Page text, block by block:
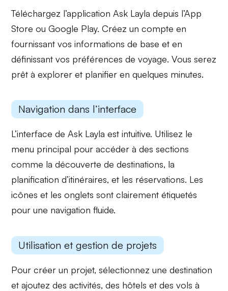
Téléchargez l’application Ask Layla depuis l’App
Store ou Google Play. Créez uncompte en
fournissant vos informations de base et en
définissant vos préférences de voyage. Vous serez
prêt à explorer et planifier en quelques minutes.
Navigation dans l’interface
L’interface de Ask Layla est intuitive. Utilisez le
menu principal pour accéder à des sections
comme la découverte de destinations, la
planification d’itinéraires, et les réservations. Les
icônes et lesonglets sont clairement étiquetés
pour une navigation fluide.
Utilisation et gestion de projets
Pour créer un projet, sélectionnez unedestination
et ajoutez des activités, des hôtels et des vols à